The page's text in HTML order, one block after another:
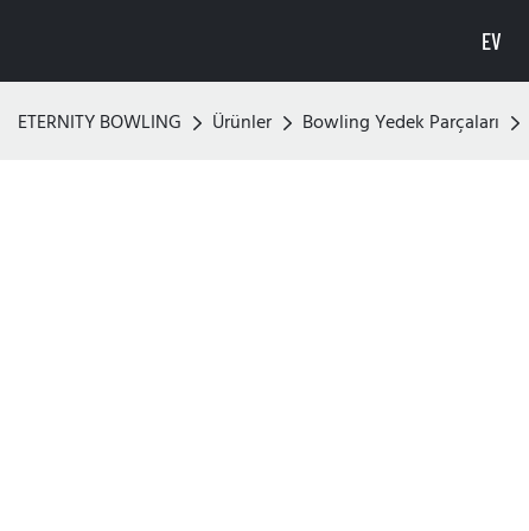
EV
ETERNITY BOWLING Ürünler Bowling Yedek Parçaları